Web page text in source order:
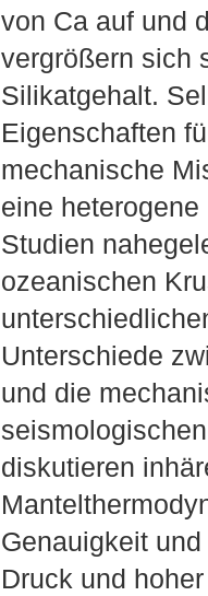
von Ca auf und
vergrößern sich
Silikatgehalt.
Eigenschaften
mechanische
eine
Studien
ozeanischen
Unterschiede
und die
diskutieren
Genauigkeit
Druck und